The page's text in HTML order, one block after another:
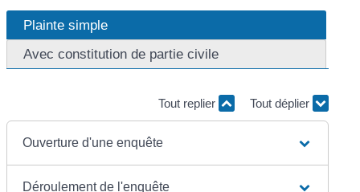
Plainte simple
Avec constitution de partie civile
Tout replier Tout déplier
Ouverture d'une enquête
Déroulement de l'enquête